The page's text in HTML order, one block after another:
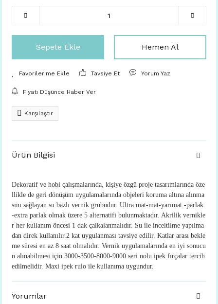
Sepete Ekle Hemen Al
Tavsiye Et Yorum Yaz
Fiyatı Düşünce Haber Ver
Karşılaştır
Ürün Bilgisi
Dekoratif ve hobi çalışmalarında, kişiye özgü proje tasarımlarında öze
llikle de geri dönüşüm uygulamalarında objeleri koruma altına alınma
sını sağlayan su bazlı vernik grubudur. Ultra mat-mat-yarımat -parlak
-extra parlak olmak üzere 5 alternatifi bulunmaktadır. Akrilik vernikle
r her kullanım öncesi 1 dak çalkalanmalıdır. Su ile inceltilme yapılma
dan direk kullanılır.2 kat uygulanması tavsiye edilir. Katlar arası bekle
me süresi en az 8 saat olmalıdır. Vernik uygulamalarında en iyi sonucu
n alınabilmesi için 3000-3500-8000-9000 seri nolu ipek fırçalar tercih
edilmelidir. Maxi ipek rulo ile kullanıma uygundur.
Yorumlar